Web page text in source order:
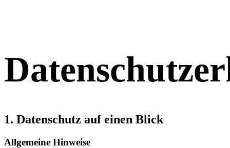
1. Datenschutz auf einen Blick
Allgemeine Hinweise